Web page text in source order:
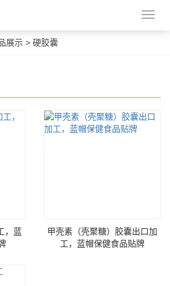
导
展示 > 硬胶囊
，蓝
甲壳素（壳聚糖）胶囊出口加
工，蓝帽保健食品贴牌